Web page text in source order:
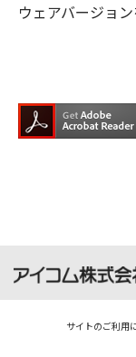
ウェアバージョン
サイトのご利用